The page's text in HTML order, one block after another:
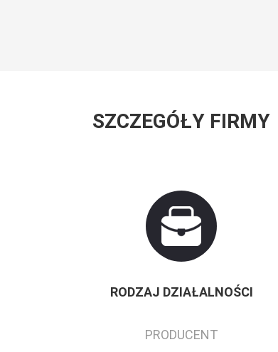
SZCZEGÓŁY FIRMY
RODZAJ DZIAŁALNOŚCI
PRODUCENT